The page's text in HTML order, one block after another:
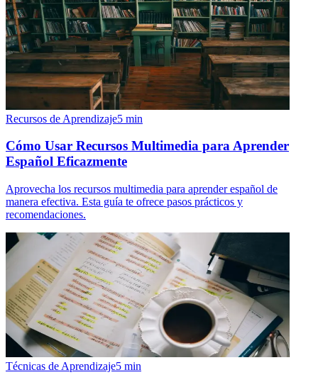
Recursos de Aprendizaje5 min
Cómo Usar Recursos Multimedia para Aprender
Español Eficazmente
Aprovecha los recursos multimedia para aprender español de
manera efectiva. Esta guía te ofrece pasos prácticos y
recomendaciones.
Técnicas de Aprendizaje5 min